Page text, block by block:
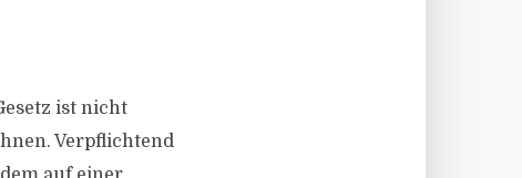
ist nicht
Verpflichtend